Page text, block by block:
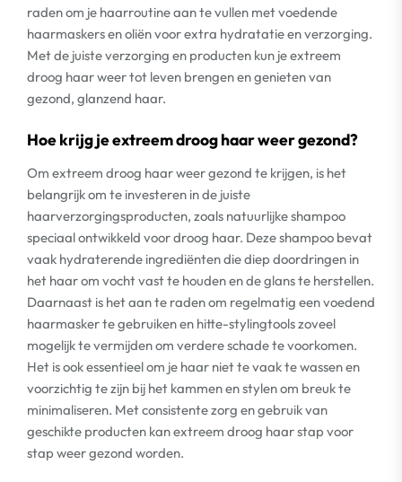
raden om je haarroutine aan te vullen met voedende
haarmaskers en oliën voor extra hydratatie en verzorging.
Met de juiste verzorging en producten kun je extreem
droog haar weer tot leven brengen en genieten van
gezond, glanzend haar.
Hoe krijg je extreem droog haar weer gezond?
Om extreem droog haar weer gezond te krijgen, is het
belangrijk om te investeren in de juiste
haarverzorgingsproducten, zoals natuurlijke shampoo
speciaal ontwikkeld voor droog haar. Deze shampoo bevat
vaak hydraterende ingrediënten die diep doordringen in
het haar om vocht vast te houden en de glans te herstellen.
Daarnaast is het aan te raden om regelmatig een voedend
haarmasker te gebruiken en hitte-stylingtools zoveel
mogelijk te vermijden om verdere schade te voorkomen.
Het is ook essentieel om je haar niet te vaak te wassen en
voorzichtig te zijn bij het kammen en stylen om breuk te
minimaliseren. Met consistente zorg en gebruik van
geschikte producten kan extreem droog haar stap voor
stap weer gezond worden.